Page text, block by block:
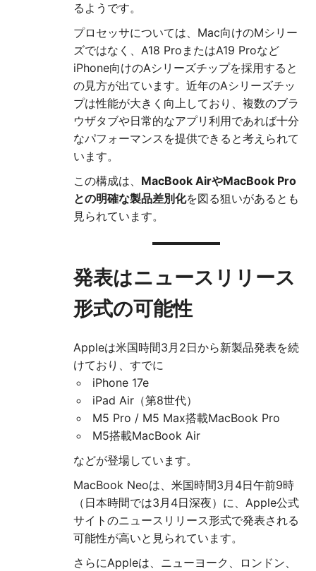
るようです。
プロセッサについては、Mac向けのMシリー
ズではなく、A18 ProまたはA19 Proなど
iPhone向けのAシリーズチップを採用すると
の見方が出ています。近年のAシリーズチッ
プは性能が大きく向上しており、複数のブラ
ウザタブや日常的なアプリ利用であれば十分
なパフォーマンスを提供できると考えられて
います。
この構成は、 MacBook AirやMacBook Pro
との明確な製品差別化を図る狙いがあるとも
見られています。
発表はニュースリリース
形式の可能性
Appleは米国時間3月2日から新製品発表を続
けており、すでに
iPhone 17e
iPad Air（第8世代）
M5 Pro / M5 Max搭載MacBook Pro
M5搭載MacBook Air
などが登場しています。
MacBook Neoは、米国時間3月4日午前9時
（日本時間では3月4日深夜）に、Apple公式
サイトのニュースリリース形式で発表される
可能性が高いと見られています。
さらにAppleは、ニューヨーク、ロンドン、